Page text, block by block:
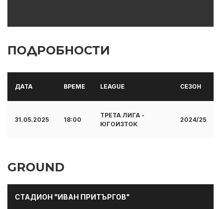
ПОДРОБНОСТИ
ДАТА ВРЕМЕ LEAGUE СЕЗОН
31.05.2025 18:00
ТРЕТА ЛИГА -
ЮГОИЗТОК
2024/25
GROUND
СТАДИОН "ИВАН ПРИТЪРГОВ"